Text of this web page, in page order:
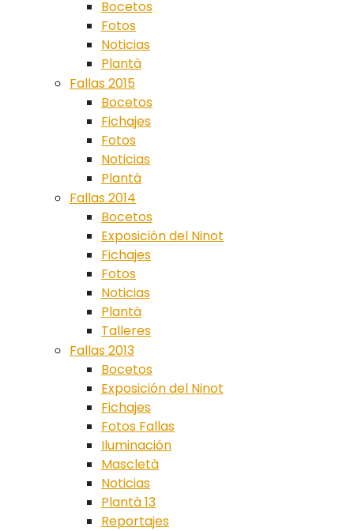
Bocetos
Fotos
Noticias
Plantà
Fallas 2015
Bocetos
Fichajes
Fotos
Noticias
Plantà
Fallas 2014
Bocetos
Exposición del Ninot
Fichajes
Fotos
Noticias
Plantà
Talleres
Fallas 2013
Bocetos
Exposición del Ninot
Fichajes
Fotos Fallas
Iluminación
Mascletà
Noticias
Plantà 13
Reportajes